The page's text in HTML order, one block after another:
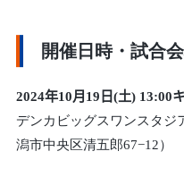
開催日時・試合
2024年10月19日(土) 13:00
デンカビッグスワンスタジ
潟市中央区清五郎67−12）